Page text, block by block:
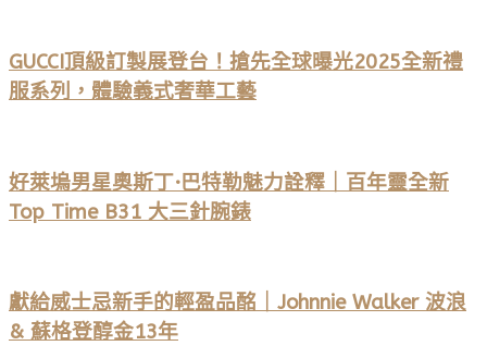
GUCCI頂級訂製展登台！搶先全球曝光2025全新禮
服系列，體驗義式奢華工藝
好萊塢男星奧斯丁·巴特勒魅力詮釋｜百年靈全新
Top Time B31 大三針腕錶
獻給威士忌新手的輕盈品酩｜Johnnie Walker 波浪
& 蘇格登醇金13年